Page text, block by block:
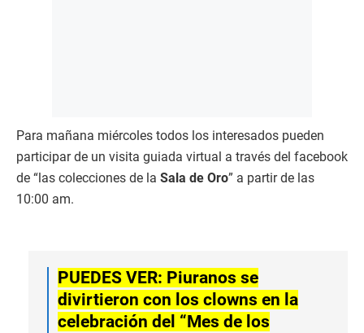
Para mañana miércoles todos los interesados pueden
participar de un visita guiada virtual a través del facebook
de “las colecciones de la Sala de Oro” a partir de las
10:00 am.
PUEDES VER: Piuranos se
divirtieron con los clowns en la
celebración del “Mes de los